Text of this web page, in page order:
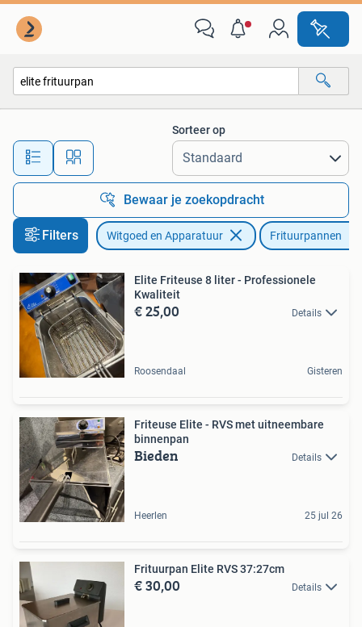
Alle afstanden…
Sorteer op
Bewaar je zoekopdracht
Filters Witgoed en Apparatuur Frituurpannen
Elite Friteuse 8 liter - Professionele
Kwaliteit
€ 25,00 Details
Roosendaal Gisteren
Friteuse Elite - RVS met uitneembare
binnenpan
Bieden Details
Heerlen 25 jul 26
Frituurpan Elite RVS 37:27cm
€ 30,00 Details